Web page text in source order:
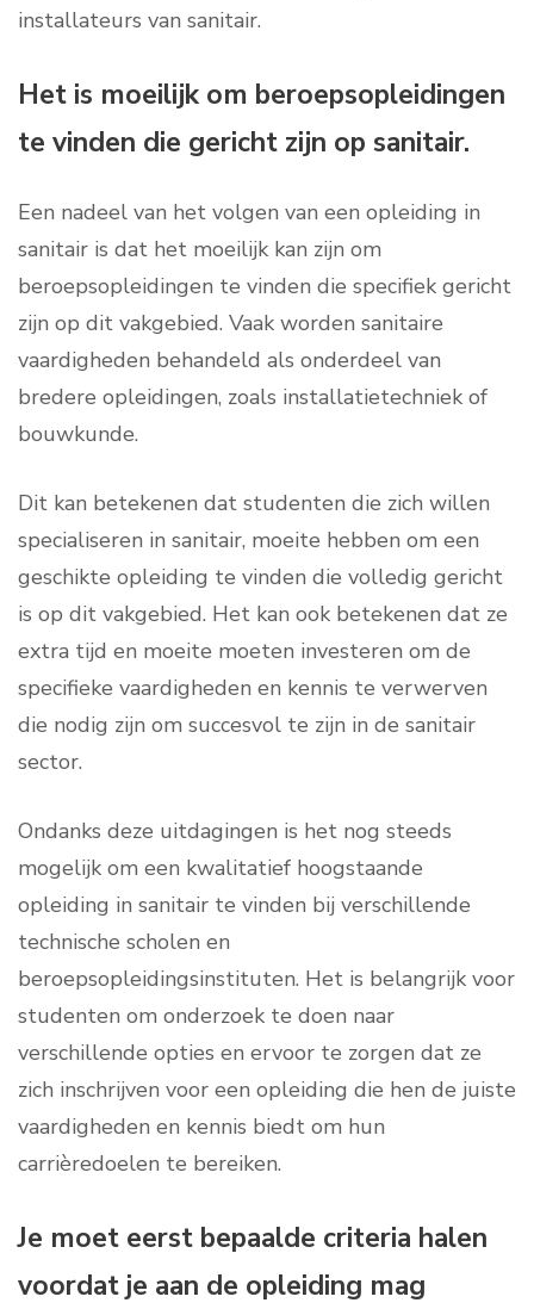
installateurs van sanitair.
Het is moeilijk om beroepsopleidingen
te vinden die gericht zijn op sanitair.
Een nadeel van het volgen van een opleiding in
sanitair is dat het moeilijk kan zijn om
beroepsopleidingen te vinden die specifiek gericht
zijn op dit vakgebied. Vaak worden sanitaire
vaardigheden behandeld als onderdeel van
bredere opleidingen, zoals installatietechniek of
bouwkunde.
Dit kan betekenen dat studenten die zich willen
specialiseren in sanitair, moeite hebben om een
geschikte opleiding te vinden die volledig gericht
is op dit vakgebied. Het kan ook betekenen dat ze
extra tijd en moeite moeten investeren om de
specifieke vaardigheden en kennis te verwerven
die nodig zijn om succesvol te zijn in de sanitair
sector.
Ondanks deze uitdagingen is het nog steeds
mogelijk om een ​​kwalitatief hoogstaande
opleiding in sanitair te vinden bij verschillende
technische scholen en
beroepsopleidingsinstituten. Het is belangrijk voor
studenten om onderzoek te doen naar
verschillende opties en ervoor te zorgen dat ze
zich inschrijven voor een opleiding die hen de juiste
vaardigheden en kennis biedt om hun
carrièredoelen te bereiken.
Je moet eerst bepaalde criteria halen
voordat je aan de opleiding mag